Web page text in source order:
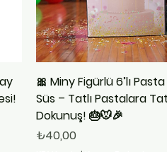
🎀 Miny Figürlü 6’lı
Süs – Tatlı Pastalara
Dokunuş! 🎂🐭🎉
Fiyat
₺40,00